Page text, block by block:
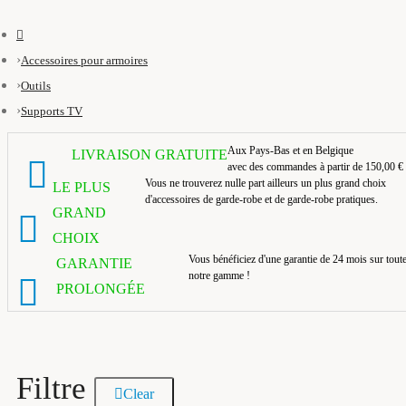
Accessoires pour armoires
Outils
Supports TV
LIVRAISON GRATUITEAux Pays-Bas et en Belgique
avec des commandes à partir de 150,00 €
LE PLUS
GRAND
CHOIX
Vous ne trouverez nulle part ailleurs un plus grand choix
d'accessoires de garde-robe et de garde-robe pratiques.
GARANTIE
PROLONGÉE
Vous bénéficiez d'une garantie de 24 mois sur
notre gamme !
Filtre Clear